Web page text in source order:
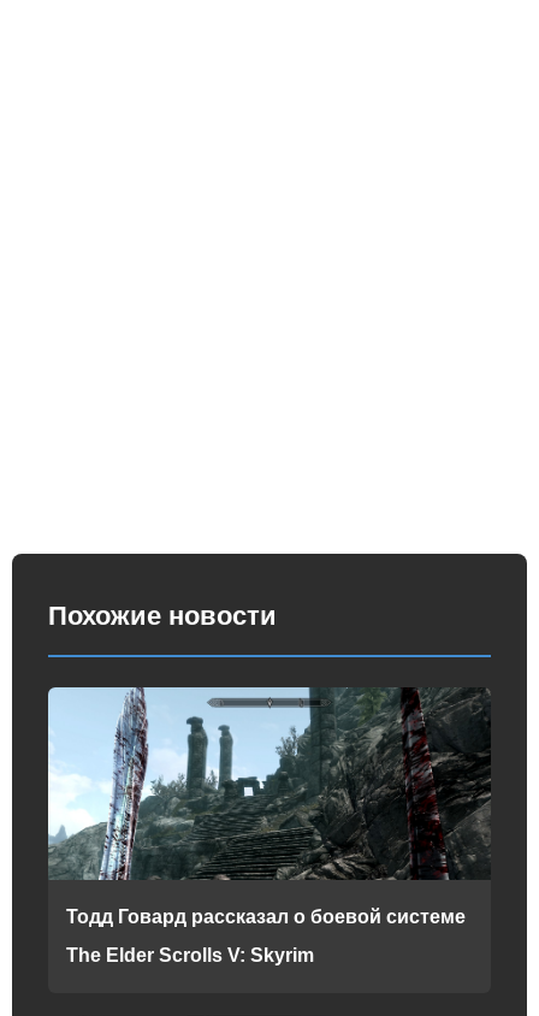
Похожие новости
Тодд Говард рассказал о боевой системе
The Elder Scrolls V: Skyrim